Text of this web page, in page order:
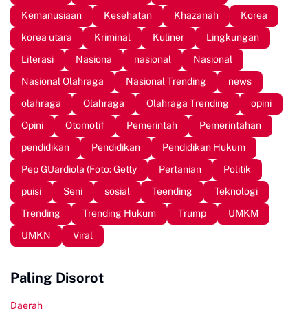
Kemanusiaan
Kesehatan Khazanah
Korea
korea utara
Kriminal Kuliner
Lingkungan
Literasi
Nasiona nasional
Nasional
Nasional Olahraga
Nasional Trending
news
olahraga
Olahraga Olahraga Trending
opini
Opini
Otomotif Pemerintah
Pemerintahan
pendidikan
Pendidikan
Pendidikan Hukum
Pep GUardiola (Foto: Getty
Pertanian
Politik
puisi
Seni sosial Teending
Teknologi
Trending
Trending Hukum Trump
UMKM
UMKN
Viral
Paling Disorot
Daerah